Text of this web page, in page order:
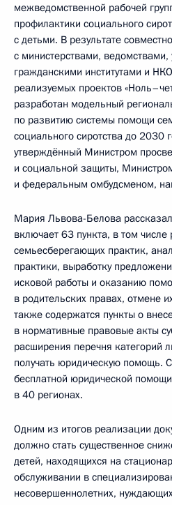
межведомственной рабочей
профилактики социального
с детьми. В результате
с министерствами,
гражданскими институтами и
реализуемых проектов
разработан модельный
по развитию системы помощи
социального сиротства до 2030
утверждённый Министром
и социальной защиты,
и федеральным омбудсменом,
Мария Львова-Белова
включает 63 пункта, в том числе
семьесберегающих практик,
практики, выработку
исковой работы и оказанию
в родительских правах, отмене
также содержатся пункты о
в нормативные правовые акты
расширения перечня категорий
получать юридическую помощь.
бесплатной юридической
в 40 регионах.
Одним из итогов реализации
должно стать существенное
детей, находящихся на
обслуживании в
несовершеннолетних,